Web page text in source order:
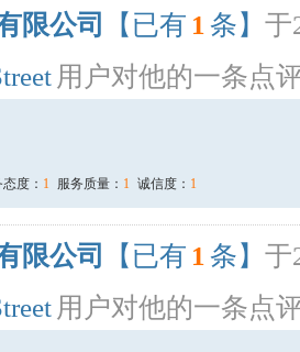
限公司 【已有 1 条】 于
用户对他的一条点
度： 1 服务质量： 1 诚信度： 1
限公司 【已有 1 条】 于
用户对他的一条点